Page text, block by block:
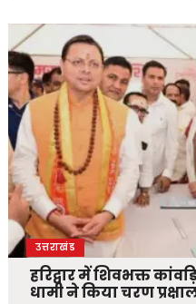
उत्तराखंड
हरिद्वार में शिवभक्त
धामी ने किया चरण